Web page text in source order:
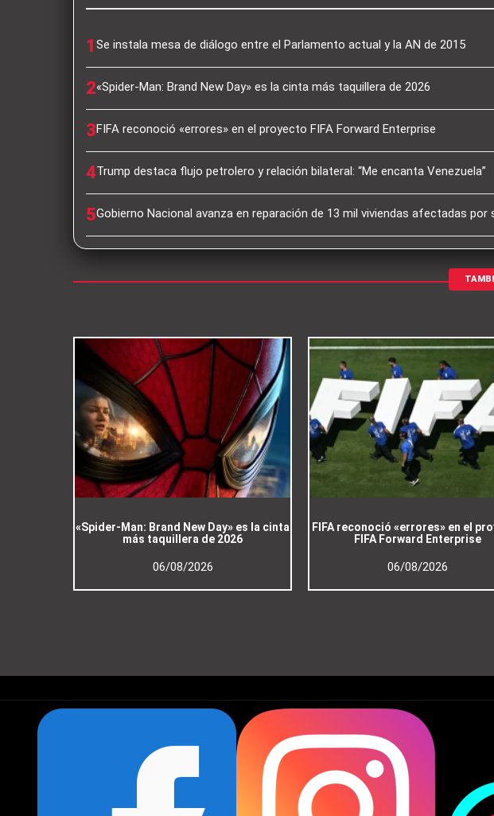
1 Se instala mesa de diálogo entre el Parlamento actual y la AN de 2015
2«Spider-Man: Brand New Day» es la cinta más taquillera de 2026
3FIFA reconoció «errores» en el proyecto FIFA Forward Enterprise
4Trump destaca flujo petrolero y relación bilateral: “Me encanta Venezuela”
5Gobierno Nacional avanza en reparación de 13 mil viviendas afectadas por
«Spider-Man: Brand New Day» es la cinta
más taquillera de 2026
06/08/2026
FIFA reconoció «errores» en el
FIFA Forward Enterprise
06/08/2026